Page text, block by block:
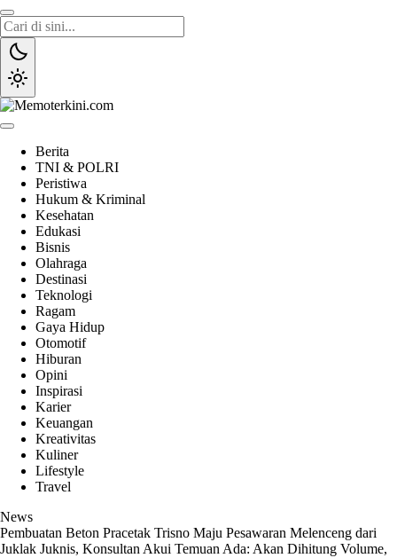
Lewati
ke
konten
Berita
TNI & POLRI
Peristiwa
Hukum & Kriminal
Kesehatan
Edukasi
Bisnis
Olahraga
Destinasi
Teknologi
Ragam
Gaya Hidup
Otomotif
Hiburan
Opini
Inspirasi
Karier
Keuangan
Kreativitas
Kuliner
Lifestyle
Travel
News
Pembuatan Beton Pracetak Trisno Maju Pesawaran Melenceng dari
Juklak Juknis, Konsultan Akui Temuan Ada: Akan Dihitung Volume,